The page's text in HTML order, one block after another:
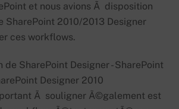
et nous avions Ã disposition
SharePoint 2010/2013 Designer
ces workflows.
Designer 2010
Ã souligner Ã©galement est